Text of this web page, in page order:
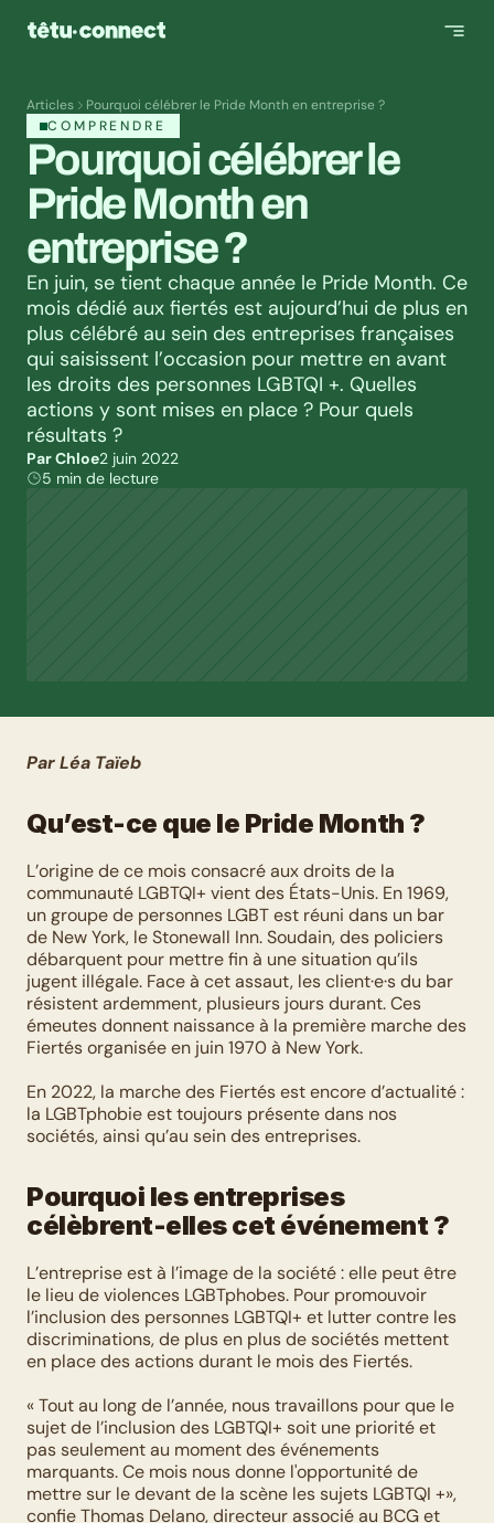
Articles
Pourquoi célébrer le Pride Month en entreprise ?
COMPRENDRE
Pourquoi célébrer le
Pride Month en
entreprise ?
En juin, se tient chaque année le Pride Month. Ce
mois dédié aux fiertés est aujourd’hui de plus en
plus célébré au sein des entreprises françaises
qui saisissent l’occasion pour mettre en avant
les droits des personnes LGBTQI +. Quelles
actions y sont mises en place ? Pour quels
résultats ?
Par Chloe2 juin 2022
5 min de lecture
Par Léa Taïeb
Qu’est-ce que le Pride Month ?
L’origine de ce mois consacré aux droits de la
communauté LGBTQI+ vient des États-Unis. En 1969,
un groupe de personnes LGBT est réuni dans un bar
de New York, le Stonewall Inn. Soudain, des policiers
débarquent pour mettre fin à une situation qu’ils
jugent illégale. Face à cet assaut, les client·e·s du bar
résistent ardemment, plusieurs jours durant. Ces
émeutes donnent naissance à la première marche des
Fiertés organisée en juin 1970 à New York.
En 2022, la marche des Fiertés est encore d’actualité :
la LGBTphobie est toujours présente dans nos
sociétés, ainsi qu’au sein des entreprises.
Pourquoi les entreprises
célèbrent-elles cet événement ?
L’entreprise est à l’image de la société : elle peut être
le lieu de violences LGBTphobes. Pour promouvoir
l’inclusion des personnes LGBTQI+ et lutter contre les
discriminations, de plus en plus de sociétés mettent
en place des actions durant le mois des Fiertés.
« Tout au long de l’année, nous travaillons pour que le
sujet de l’inclusion des LGBTQI+ soit une priorité et
pas seulement au moment des événements
marquants. Ce mois nous donne l'opportunité de
mettre sur le devant de la scène les sujets LGBTQI +»,
confie Thomas Delano, directeur associé au BCG et